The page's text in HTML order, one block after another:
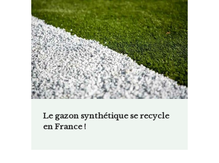
Le gazon synthétique se recycle
en France !